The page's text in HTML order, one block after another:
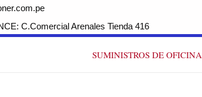
C.Comercial Arenales Tienda 416
SUMINISTROS DE OFICINA